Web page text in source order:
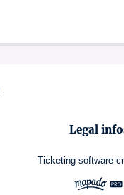
Legal
Ticketing software